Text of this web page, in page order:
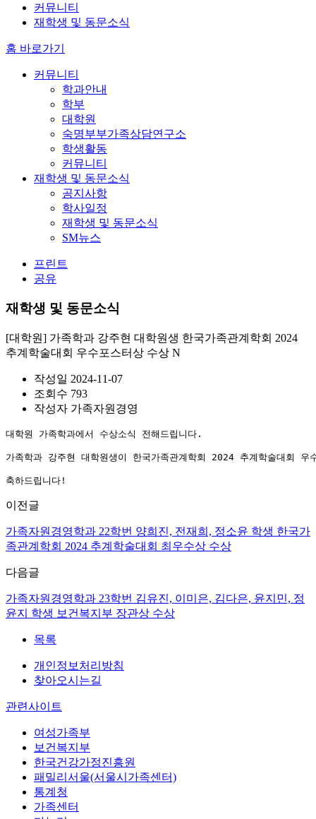
커뮤니티
재학생 및 동문소식
홈 바로가기
커뮤니티
학과안내
학부
대학원
숙명부부가족상담연구소
학생활동
커뮤니티
재학생 및 동문소식
공지사항
학사일정
재학생 및 동문소식
SM뉴스
프린트
공유
재학생 및 동문소식
[대학원] 가족학과 강주현 대학원생 한국가족관계학회 2024
추계학술대회 우수포스터상 수상 N
작성일 2024-11-07
조회수 793
작성자 가족자원경영
대학원 가족학과에서 수상소식 전해드립니다.
가족학과 강주현 대학원생이 한국가족관계학회 2024 추계학술대회 우
축하드립니다!
이전글
가족자원경영학과 22학번 양희진, 전재희, 정소윤 학생 한국가
족관계학회 2024 추계학술대회 최우수상 수상
다음글
가족자원경영학과 23학번 김유진, 이미은, 김다은, 윤지민, 정
윤지 학생 보건복지부 장관상 수상
목록
개인정보처리방침
찾아오시는길
관련사이트
여성가족부
보건복지부
한국건강가정진흥원
패밀리서울(서울시가족센터)
통계청
가족센터